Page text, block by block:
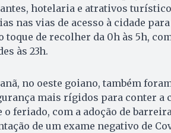
hotelaria e atrativos
nas vias de acesso à cidade
toque de recolher da 0h às 5h,
às 23h.
no oeste goiano, também
mais rígidos para conter a
o feriado, com a adoção de
de um exame negativo de